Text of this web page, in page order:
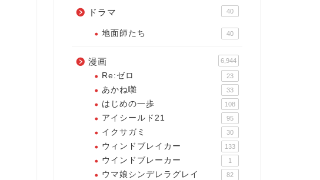
ドラマ 40
地面師たち 40
漫画 6,944
Re:ゼロ 23
あかね囃 33
はじめの一歩 108
アイシールド21 95
イクサガミ 30
ウィンドブレイカー 133
ウインドブレーカー 1
ウマ娘シンデレラグレイ 82